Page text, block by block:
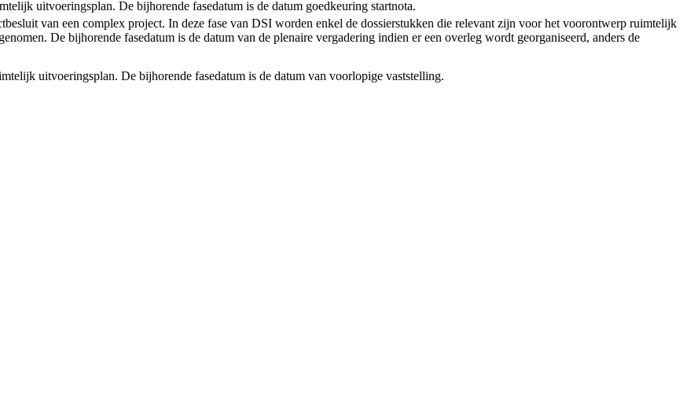
uitvoeringsplan. De bijhorende fasedatum is de datum goedkeuring startnota.
van een complex project. In deze fase van DSI worden enkel de dossierstukken die relevant zijn voor het voorontwerp ruimtelijk
De bijhorende fasedatum is de datum van de plenaire vergadering indien er een overleg wordt georganiseerd, anders de
uitvoeringsplan. De bijhorende fasedatum is de datum van voorlopige vaststelling.